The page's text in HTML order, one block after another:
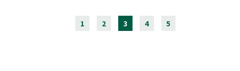
1 2 3 4 5